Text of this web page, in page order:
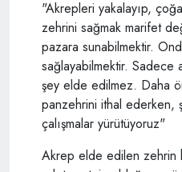
"Akrepleri yakalayıp,
zehrini sağmak marifet
pazara sunabilmektir.
sağlayabilmektir. Sadece
şey elde edilmez. Daha
panzehrini ithal ederken,
çalışmalar yürütüyoruz"
Akrep elde edilen zehrin